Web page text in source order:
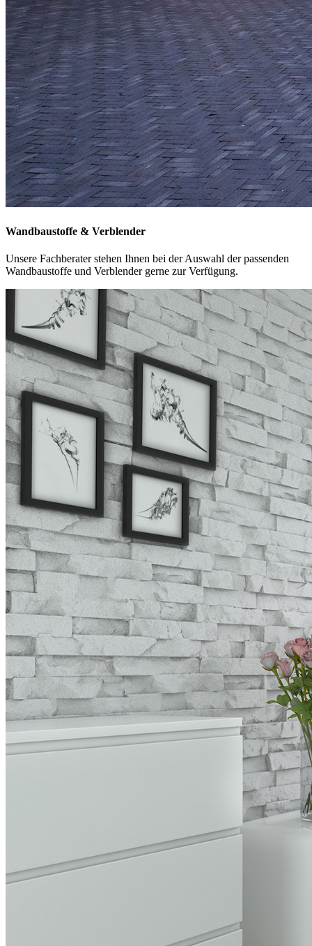
Wandbaustoffe & Verblender
Unsere Fachberater stehen Ihnen bei der Auswahl der passenden
Wandbaustoffe und Verblender gerne zur Verfügung.